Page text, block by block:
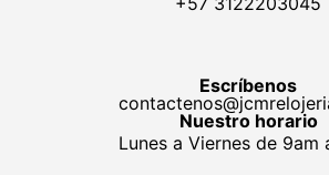
Escríbenos
Nuestro horario
Lunes a Viernes de 9am